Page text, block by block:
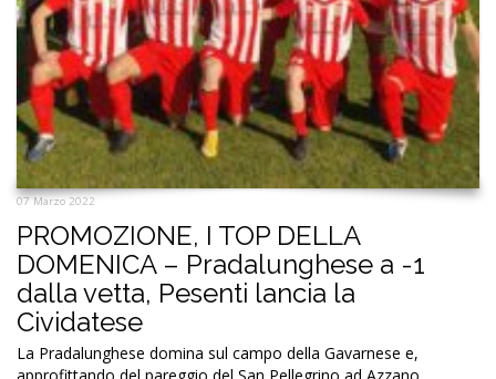
07 Marzo 2022
PROMOZIONE, I TOP DELLA
DOMENICA – Pradalunghese a -1
dalla vetta, Pesenti lancia la
Cividatese
La Pradalunghese domina sul campo della Gavarnese e,